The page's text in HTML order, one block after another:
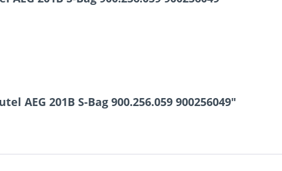
AEG 201B S-Bag 900.256.059 900256049"